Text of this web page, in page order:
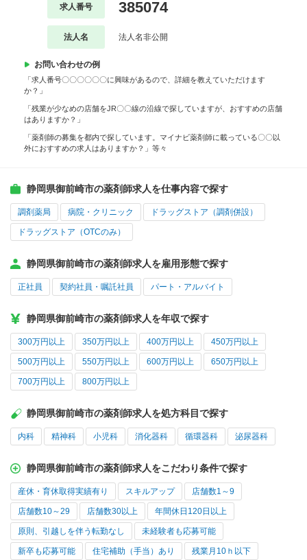
求人番号 385074
法人名 法人名非公開
お問い合わせの例
「求人番号〇〇〇〇〇〇に興味があるので、詳細を教えていただけます
か？」
「残業が少なめの店舗をJR〇〇線の沿線で探していますが、おすすめの店舗
はありますか？」
「薬剤師の募集を都内で探しています。マイナビ薬剤師に載っている〇〇以
外におすすめの求人はありますか？」等々
静岡県御前崎市の薬剤師求人を仕事内容で探す
調剤薬局 病院・クリニック ドラッグストア（調剤併設）
ドラッグストア（OTCのみ）
静岡県御前崎市の薬剤師求人を雇用形態で探す
正社員 契約社員・嘱託社員 パート・アルバイト
静岡県御前崎市の薬剤師求人を年収で探す
300万円以上 350万円以上 400万円以上 450万円以上
500万円以上 550万円以上 600万円以上 650万円以上
700万円以上 800万円以上
静岡県御前崎市の薬剤師求人を処方科目で探す
内科 精神科 小児科 消化器科 循環器科 泌尿器科
静岡県御前崎市の薬剤師求人をこだわり条件で探す
産休・育休取得実績有り スキルアップ 店舗数1～9
店舗数10～29 店舗数30以上 年間休日120日以上
原則、引越しを伴う転勤なし 未経験者も応募可能
新卒も応募可能 住宅補助（手当）あり 残業月10ｈ以下